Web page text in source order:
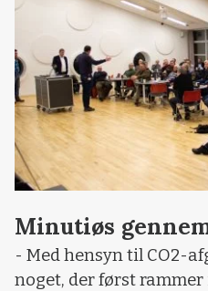
Minutiøs
- Med hensyn til CO2-
noget, der først rammer